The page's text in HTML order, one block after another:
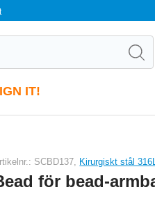
IT!
SCBD137, Kirurgiskt stål 316L
för bead-